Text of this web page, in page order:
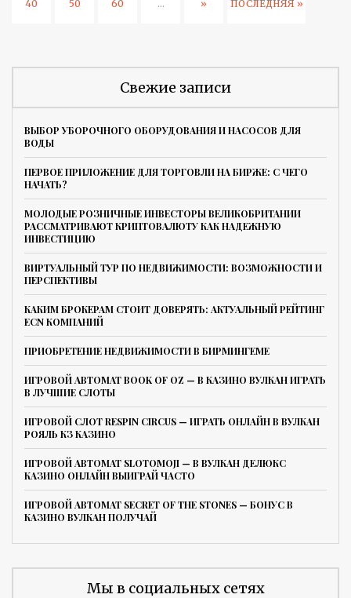
40 50 60 ... » ПОСЛЕДНЯЯ »
Свежие записи
ВЫБОР УБОРОЧНОГО ОБОРУДОВАНИЯ И НАСОСОВ ДЛЯ
ВОДЫ
ПЕРВОЕ ПРИЛОЖЕНИЕ ДЛЯ ТОРГОВЛИ НА БИРЖЕ: С ЧЕГО
НАЧАТЬ?
МОЛОДЫЕ РОЗНИЧНЫЕ ИНВЕСТОРЫ ВЕЛИКОБРИТАНИИ
РАССМАТРИВАЮТ КРИПТОВАЛЮТУ КАК НАДЕЖНУЮ
ИНВЕСТИЦИЮ
ВИРТУАЛЬНЫЙ ТУР ПО НЕДВИЖИМОСТИ: ВОЗМОЖНОСТИ И
ПЕРСПЕКТИВЫ
КАКИМ БРОКЕРАМ СТОИТ ДОВЕРЯТЬ: АКТУАЛЬНЫЙ РЕЙТИНГ
ECN КОМПАНИЙ
ПРИОБРЕТЕНИЕ НЕДВИЖИМОСТИ В БИРМИНГЕМЕ
ИГРОВОЙ АВТОМАТ BOOK OF OZ — В КАЗИНО ВУЛКАН ИГРАТЬ
В ЛУЧШИЕ СЛОТЫ
ИГРОВОЙ СЛОТ RESPIN CIRCUS — ИГРАТЬ ОНЛАЙН В ВУЛКАН
РОЯЛЬ КЗ КАЗИНО
ИГРОВОЙ АВТОМАТ SLOTOMOJI — В ВУЛКАН ДЕЛЮКС
КАЗИНО ОНЛАЙН ВЫИГРАЙ ЧАСТО
ИГРОВОЙ АВТОМАТ SECRET OF THE STONES — БОНУС В
КАЗИНО ВУЛКАН ПОЛУЧАЙ
Мы в социальных сетях